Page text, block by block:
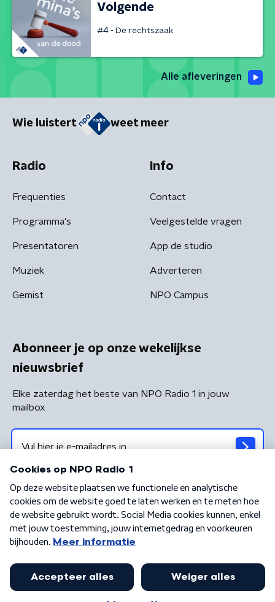
Volgende
#4 - De rechtszaak
Alle afleveringen
Wie luistert weet meer
Radio
Frequenties
Programma's
Presentatoren
Muziek
Gemist
Info
Contact
Veelgestelde vragen
App de studio
Adverteren
NPO Campus
Abonneer je op onze wekelijkse
nieuwsbrief
Elke zaterdag het beste van NPO Radio 1 in jouw
mailbox
Algemene voorwaarden